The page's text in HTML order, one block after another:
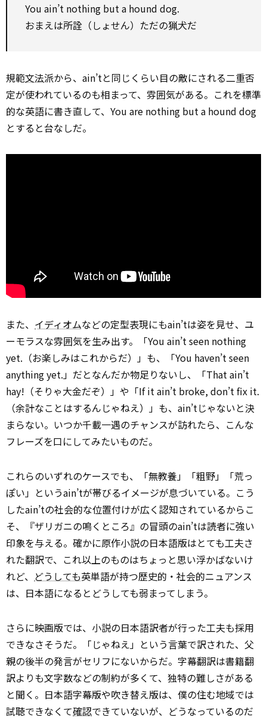
You ain’t nothing but a hound dog.
おまえは所詮（しょせん）ただの猟犬だ
規範文法派から、ain’tと同じくらい目の敵にされる二重否
定が使われているのも相まって、雰囲気がある。これを標準
的な英語に書き直して、You are nothing but a hound dog
とすると台なしだ。
また、 イディオムなどの定型表現にもain’tは姿を見せ、ユ
ーモラスな雰囲気を生み出す。「You ain’t seen nothing
yet.（お楽しみはこれからだ）」も、「You haven’t seen
anything yet.」だとなんだか物足りないし、「That ain’t
hay!（そりゃ大金だぞ）」や「If it ain’t broke, don’t fix it.
（余計なことはするんじゃねえ）」も、ain’tじゃないと決
まらない。いつか千載一遇のチャンスが訪れたら、こんな
フレーズを口にしてみたいものだ。
これらのいずれのケースでも、「無教養」「粗野」「荒っ
ぽい」というain’tが帯びるイメージが息づいている。こう
したain’tの社会的な位置付けが広く認知されているからこ
そ、『ザリガニの鳴くところ』の冒頭のain’tは読者に強い
印象を与える。確かに原作小説の日本語版はとても工夫さ
れた翻訳で、これ以上のものはちょっと思い浮かばないけ
れど、 どうしても英単語が持つ歴史的・社会的ニュアンス
は、日本語になるとどうしても弱まってしまう。
さらに映画版では、小説の日本語訳者が行った工夫も採用
できなさそうだ。「じゃねえ」という言葉で訳された、父
親の後半の発言がセリフにないからだ。字幕翻訳は書籍翻
訳よりも文字数などの制約が多くて、独特の難しさがある
と聞く。日本語字幕版や吹き替え版は、僕の住む地域では
試聴できなくて確認できていないが、どうなっているのだ